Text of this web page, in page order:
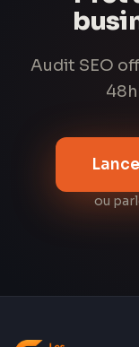
Audit SEO
ou